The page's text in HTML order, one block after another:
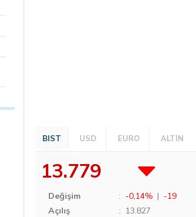
BIST USD EURO ALTIN
13.779
Değişim : -0,14% | -19
Açılış
: 13.827